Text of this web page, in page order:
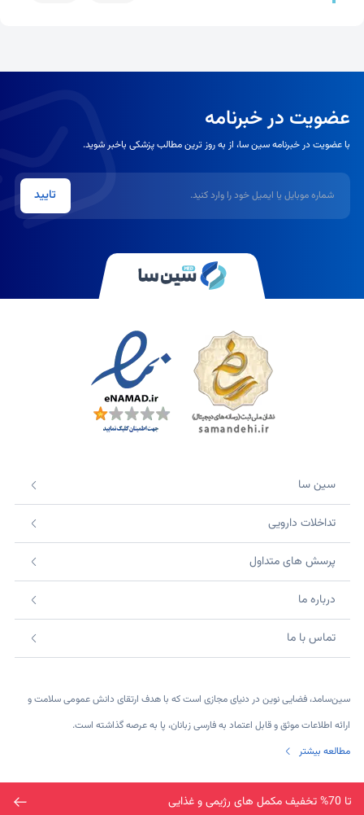
تا 70% تخفیف مکمل های رژیمی و غذایی
عضویت در خبرنامه
با عضویت در خبرنامه سین سا، از به روز ترین مطالب پزشکی باخبر شوید.
شماره موبایل یا ایمیل
تایید
سین سا
تداخلات دارویی
پرسش های متداول
درباره ما
تماس با ما
سین‌سامد، فضایی نوین در دنیای مجازی است که با هدف ارتقای دانش عمومی سلامت و
ارائه اطلاعات موثق و قابل اعتماد به فارسی زبانان، پا به عرصه گذاشته است.
مطالعه بیشتر
©2026 SinsaMed. All rights reserved.